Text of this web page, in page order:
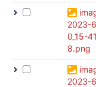
2023-
0_15-
8.png
2023-